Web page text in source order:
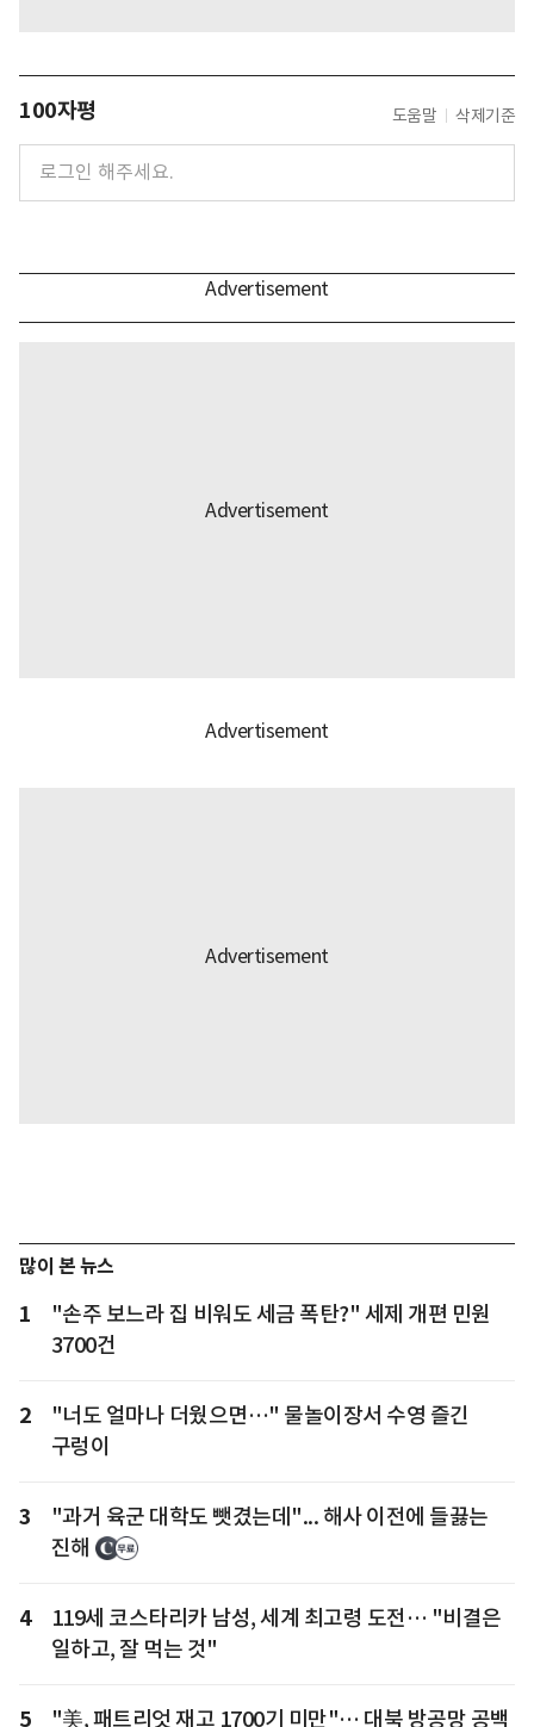
100자평 도움말 삭제기준
많이 본 뉴스
1
"손주 보느라 집 비워도 세금 폭탄?" 세제 개편 민원
3700건
2
"너도 얼마나 더웠으면…" 물놀이장서 수영 즐긴
구렁이
3
"과거 육군 대학도 뺏겼는데"... 해사 이전에 들끓는
진해
4
119세 코스타리카 남성, 세계 최고령 도전… "비결은
일하고, 잘 먹는 것"
5
"美, 패트리엇 재고 1700기 미만"… 대북 방공망 공백